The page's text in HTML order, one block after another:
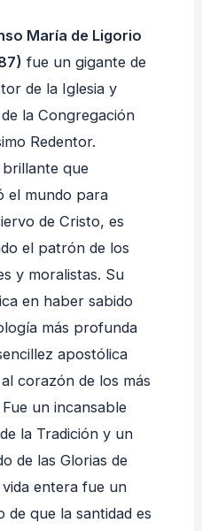
María de Ligorio
fue un gigante de
de la Iglesia y
la Congregación
Redentor.
que
el mundo para
de Cristo, es
el patrón de los
y moralistas. Su
en haber sabido
más profunda
apostólica
corazón de los más
Fue un incansable
la Tradición y un
de las Glorias de
entera fue un
de que la santidad es